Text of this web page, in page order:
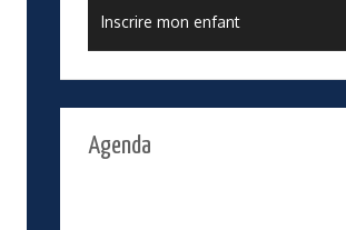
Inscrire mon enfant
Agenda